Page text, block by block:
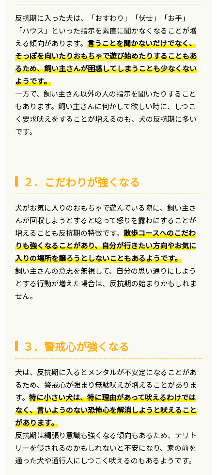
反抗期に入った犬は、「おすわり」「伏せ」「お手」
「ハウス」といった指示を素直に聞かなくなることが増
える傾向があります。言うことを聞かないだけでなく、
そっぽを向いたりおもちゃで遊び始めたりすることもあ
るため、飼い主さんが困惑してしまうことも少なくない
ようです。
一方で、飼い主さん以外の人の指示を聞いたりすること
もあります。飼い主さんに何かして欲しい時に、しつこ
く要求吠えをすることが増えるのも、犬の反抗期に多い
です。
２．こだわりが強くなる
犬がお気に入りのおもちゃで遊んでいる際に、飼い主さ
んが回収しようとすると唸って怒りを露わにすることが
増えることも反抗期の特徴です。散歩コースへのこだわ
りも強くなることがあり、自分が行きたい方向やお気に
入りの場所を譲ろうとしないこともあるようです。
飼い主さんの意志を無視して、自分の思い通りにしよう
とする行動が増えた場合は、反抗期の始まりかもしれま
せん。
３．警戒心が強くなる
犬は、反抗期に入るとメンタルが不安定になることがあ
るため、警戒心が強まり無駄吠えが増えることがありま
す。特に小さい犬は、特に理由があって吠えるわけでは
なく、言いようのない恐怖心を解消しようと吠えること
があります。
反抗期は縄張り意識も強くなる傾向もあるため、テリト
リーを侵されるのかもしれないと不安になり、家の前を
通った犬や通行人にしつこく吠えるのもあるようです。